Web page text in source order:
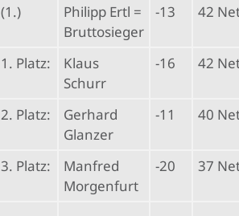
(1.)
Philipp Ertl =
Bruttosieger
-13 42
1. Platz:
Klaus
Schurr
-16 42
2. Platz:
Gerhard
Glanzer
-11 40
3. Platz:
Manfred
Morgenfurt
-20 37